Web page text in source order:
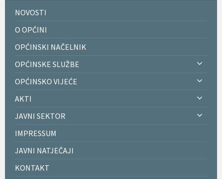
NOVOSTI
O OPĆINI
OPĆINSKI NAČELNIK
OPĆINSKE SLUŽBE
OPĆINSKO VIJEĆE
AKTI
JAVNI SEKTOR
IMPRESSUM
JAVNI NATJEČAJI
KONTAKT